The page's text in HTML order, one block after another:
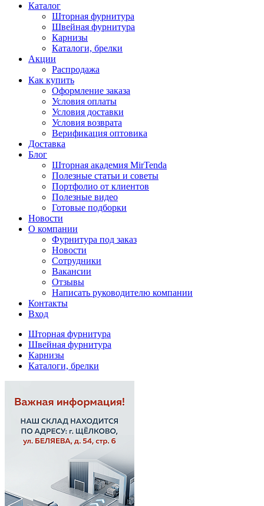
Каталог
Шторная фурнитура
Швейная фурнитура
Карнизы
Каталоги, брелки
Акции
Распродажа
Как купить
Оформление заказа
Условия оплаты
Условия доставки
Условия возврата
Верификация оптовика
Доставка
Блог
Шторная академия MirTenda
Полезные статьи и советы
Портфолио от клиентов
Полезные видео
Готовые подборки
Новости
О компании
Фурнитура под заказ
Новости
Сотрудники
Вакансии
Отзывы
Написать руководителю компании
Контакты
Вход
Шторная фурнитура
Швейная фурнитура
Карнизы
Каталоги, брелки